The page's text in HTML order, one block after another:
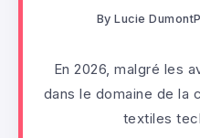
By Lucie Dumont
En 2026, malgré les
dans le domaine de la
textiles